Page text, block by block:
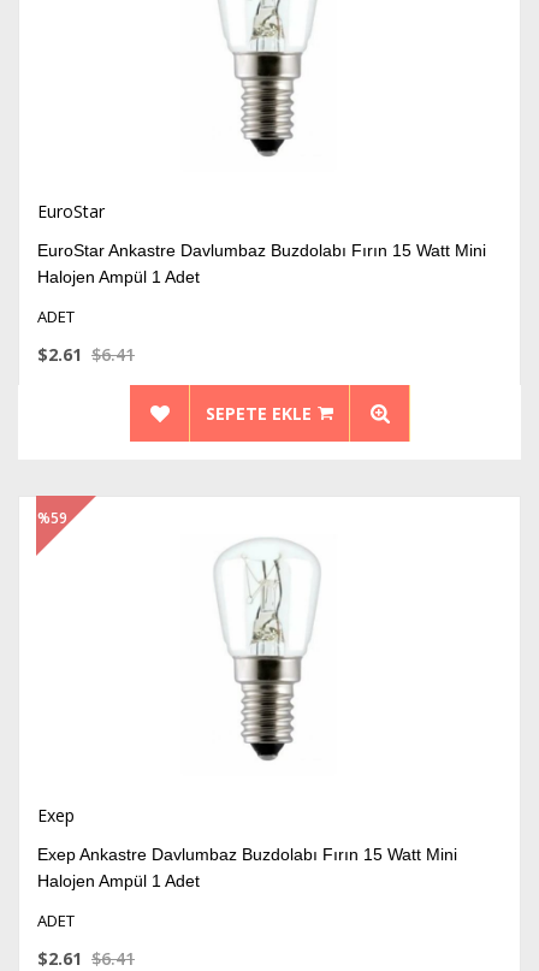
EuroStar
EuroStar Ankastre Davlumbaz Buzdolabı Fırın 15 Watt Mini
Halojen Ampül 1 Adet
ADET
$2.61 $6.41
SEPETE EKLE
Exep
Exep Ankastre Davlumbaz Buzdolabı Fırın 15 Watt Mini
Halojen Ampül 1 Adet
ADET
$2.61 $6.41
%59